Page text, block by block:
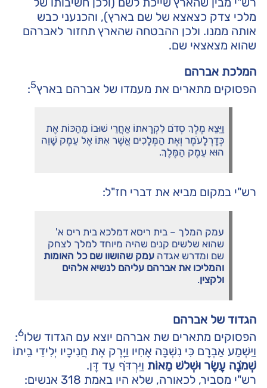
מלכי צדק כצאצא של שם בארץ), והכנעני כבש
אותה ממנו. ולכן ההבטחה שהארץ תחזור לאברהם
שהוא מצאצאי שם.
המלכת אברהם
הפסוקים מתארים את מעמדו של אברהם בארץ5
:
וַיֵּצֵא מֶלֶךְ סְדֹם לִקְרָאתוֹ אַחֲרֵי שׁוּבוֹ מֵהַכּוֹת אֶת
כְּדָרְלָעֹמֶר וְאֶת הַמְּלָכִים אֲשֶׁר אִתּוֹ אֶל עֵמֶק שָׁוֵה
הוּא עֵמֶק הַמֶּלֶךְ.
רש"י במקום מביא את דברי חז"ל:
עמק המלך – בית ריסא דמלכא בית ריס א'
שהוא שלשים קנים שהיה מיוחד למלך לצחק
שם ומדרש אגדה עמק שהושוו שם כל האומות
והמליכו את אברהם עליהם לנשיא אלהים
ולקצין.
הגדוד של אברהם
הפסוקים מתארים שת אברהם יוצא עם הגדוד שלו6
:
וַיִּשְׁמַע אַבְרָם כִּי נִשְׁבָּה אָחִיו וַיָּרֶק אֶת חֲנִיכָיו יְלִידֵי בֵיתוֹ
שְׁמֹנָה עָשָׂר וּשְׁלשׁ מֵאוֹת וַיִּרְדֹּף עַד דָּן.
רש"י מסביר, לכאורה, שלא היו באמת 318 אנשים: